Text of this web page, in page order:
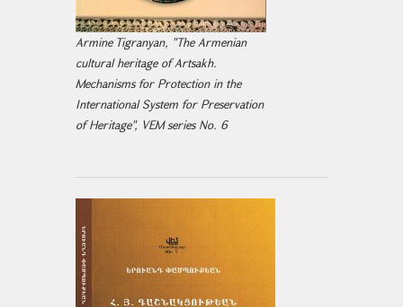
Armine Tigranyan, "The Armenian
cultural heritage of Artsakh.
Mechanisms for Protection in the
International System for Preservation
of Heritage", VEM series No. 6